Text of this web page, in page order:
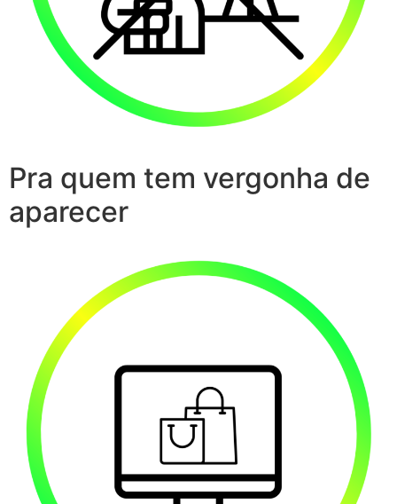
Pra quem tem vergonha de
aparecer